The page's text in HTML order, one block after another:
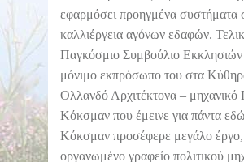
εφαρμόσει προηγμένα συστήματα
καλλιέργεια αγόνων εδαφών.
Παγκόσμιο Συμβούλιο Εκκλησιών
μόνιμο εκπρόσωπο του στα
Ολλανδό Αρχιτέκτονα – μηχανικό
Κόκσμαν που έμεινε για πάντα
Κόκσμαν προσέφερε μεγάλο έργο,
οργανωμένο γραφείο πολιτικού